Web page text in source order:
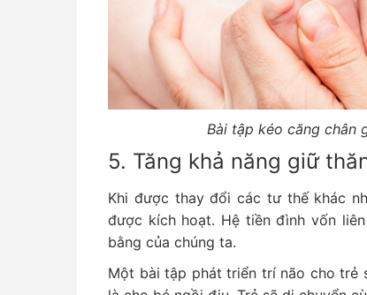
Bài tập kéo căng chân
5. Tăng khả năng giữ
Khi được thay đổi các tư thế khác
được kích hoạt. Hệ tiền đình vốn
bằng của chúng ta.
Một bài tập phát triển trí não cho trẻ